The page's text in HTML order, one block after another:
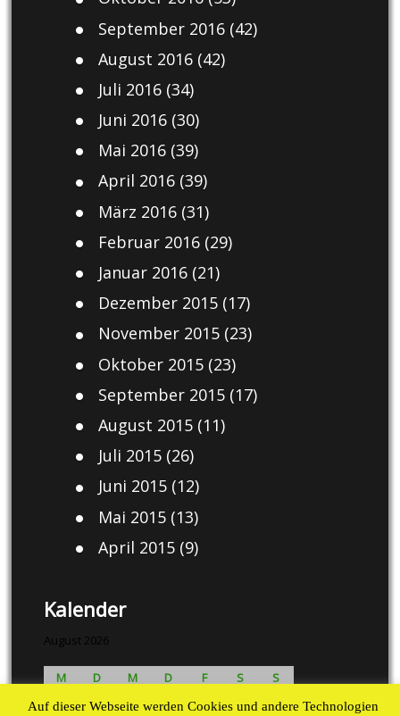
September 2016(42)
August 2016(42)
Juli 2016(34)
Juni 2016(30)
Mai 2016(39)
April 2016(39)
März 2016(31)
Februar 2016(29)
Januar 2016(21)
Dezember 2015(17)
November 2015(23)
Oktober 2015(23)
September 2015(17)
August 2015(11)
Juli 2015(26)
Juni 2015(12)
Mai 2015(13)
April 2015(9)
Kalender
August 2026
M D M D F S
S
1
2
Auf dieser Webseite werden Cookies und andere Technologien